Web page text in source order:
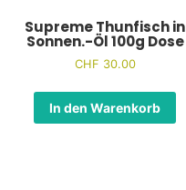
Supreme Thunfisch in
Sonnen.-Öl 100g Dose
CHF 30.00
In den Warenkorb